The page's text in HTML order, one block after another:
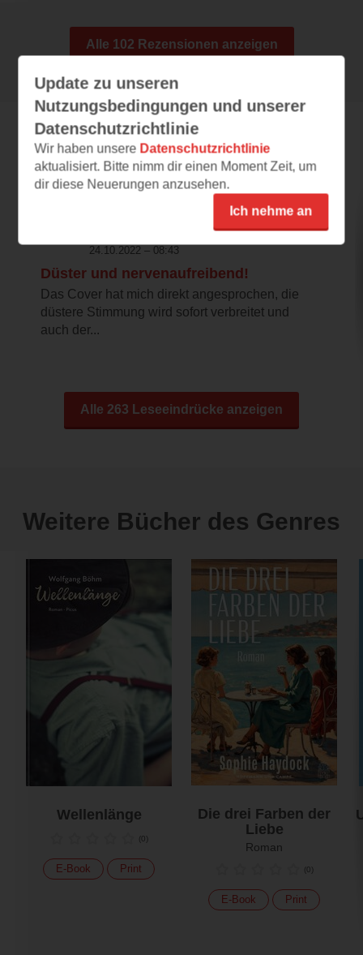
Alle 102 Rezensionen anzeigen
Leseeindrücke
24.10.2022 – 08:43
Düster und nervenaufreibend!
Das Cover hat mich direkt angesprochen, die
düstere Stimmung wird sofort verbreitet und
auch der...
Alle 263 Leseeindrücke anzeigen
Weitere Bücher des Genres
Wellenlänge
(0)
E-Book Print
Die drei Farben der
Liebe
Roman
(0)
E-Book Print
Update zu unseren
Nutzungsbedingungen und unserer
Datenschutzrichtlinie
Wir haben unsere Datenschutzrichtlinie
aktualisiert. Bitte nimm dir einen Moment Zeit, um
dir diese Neuerungen anzusehen.
Ich nehme an